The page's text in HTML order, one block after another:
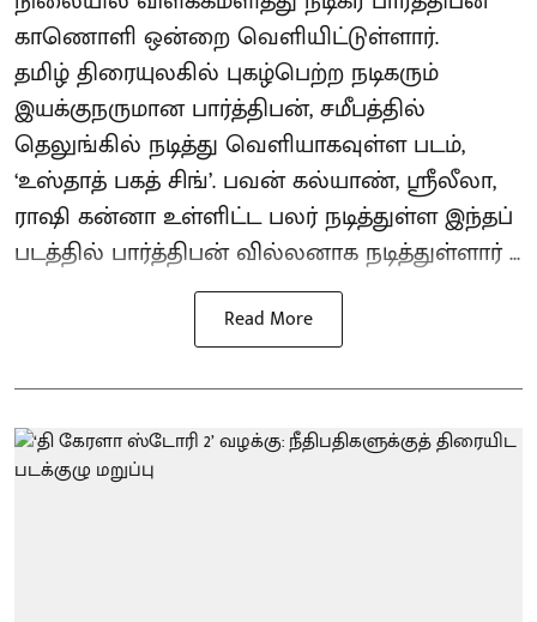
காணொளி ஒன்றை வெளியிட்டுள்ளார்.
தமிழ் திரையுலகில் புகழ்பெற்ற நடிகரும்
இயக்குநருமான பார்த்திபன், சமீபத்தில்
தெலுங்கில் நடித்து வெளியாகவுள்ள படம்,
‘உஸ்தாத் பகத் சிங்’. பவன் கல்யாண், ஸ்ரீலீலா,
ராஷி கன்னா உள்ளிட்ட பலர் நடித்துள்ள இந்தப்
படத்தில் பார்த்திபன் வில்லனாக நடித்துள்ளார் ...
Read More